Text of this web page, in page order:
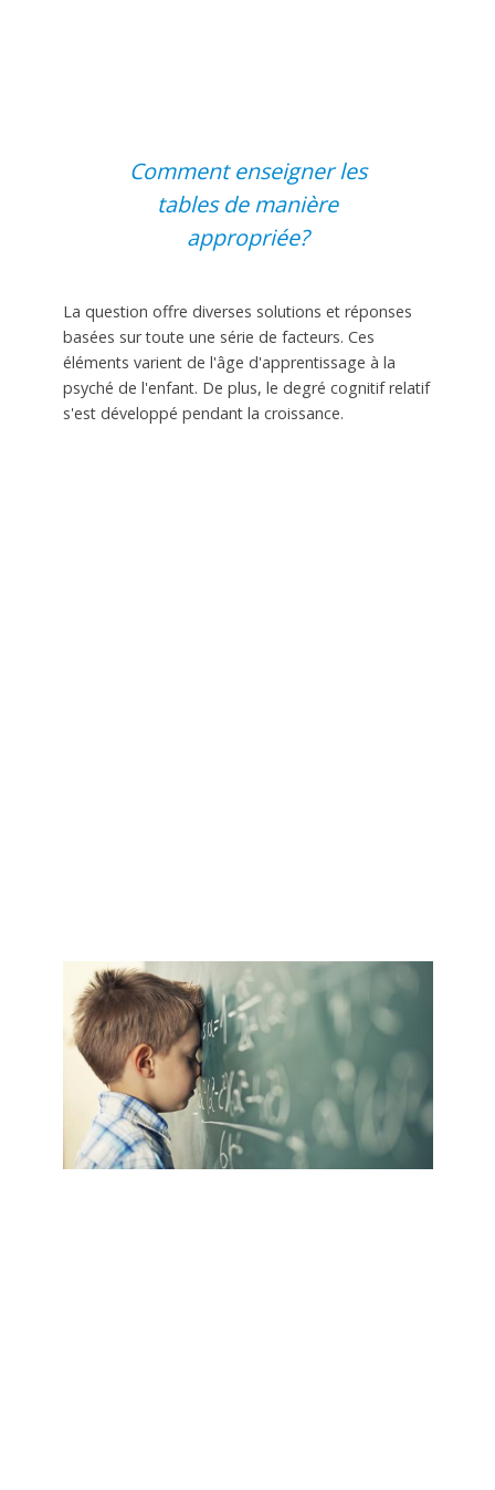
Comment enseigner les
tables de manière
appropriée?
La question offre diverses solutions et réponses
basées sur toute une série de facteurs. Ces
éléments varient de l'âge d'apprentissage à la
psyché de l'enfant. De plus, le degré cognitif relatif
s'est développé pendant la croissance.